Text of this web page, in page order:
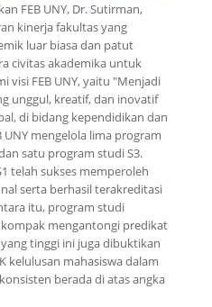
FEB UNY, Dr. Sutirman,
kinerja fakultas yang
luar biasa dan patut
civitas akademika untuk
visi FEB UNY, yaitu "Menjadi
unggul, kreatif, dan inovatif
di bidang kependidikan dan
UNY mengelola lima program
satu program studi S3.
telah sukses memperoleh
serta berhasil terakreditasi
itu, program studi
kompak mengantongi predikat
tinggi ini juga dibuktikan
kelulusan mahasiswa dalam
berada di atas angka